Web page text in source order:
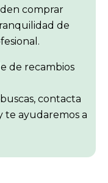
comprar
de
de recambios
contacta
te ayudaremos a